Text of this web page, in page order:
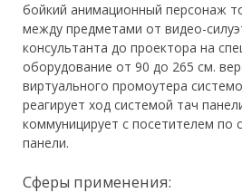
бойкий анимационный персонаж
между предметами от видео-
консультанта до проектора на
оборудование от 90 до 265 см.
виртуального промоутера
реагирует ход системой тач
коммуницирует с посетителем по
панели.
Сферы применения: